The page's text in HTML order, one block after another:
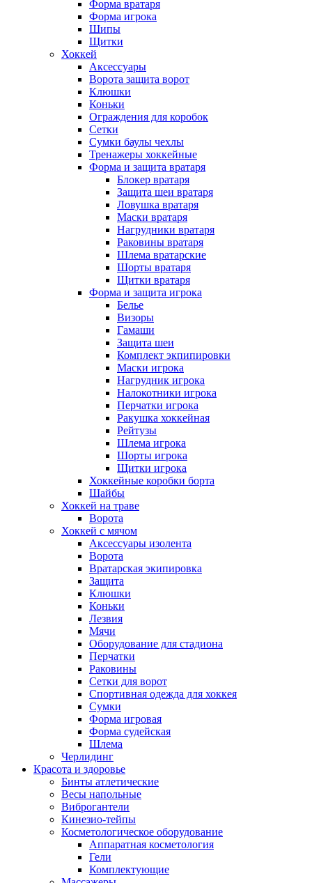
Форма вратаря
Форма игрока
Шипы
Щитки
Хоккей
Аксессуары
Ворота защита ворот
Клюшки
Коньки
Ограждения для коробок
Сетки
Сумки баулы чехлы
Тренажеры хоккейные
Форма и защита вратаря
Блокер вратаря
Защита шеи вратаря
Ловушка вратаря
Маски вратаря
Нагрудники вратаря
Раковины вратаря
Шлема вратарские
Шорты вратаря
Щитки вратаря
Форма и защита игрока
Белье
Визоры
Гамаши
Защита шеи
Комплект экпипировки
Маски игрока
Нагрудник игрока
Налокотники игрока
Перчатки игрока
Ракушка хоккейная
Рейтузы
Шлема игрока
Шорты игрока
Щитки игрока
Хоккейные коробки борта
Шайбы
Хоккей на траве
Ворота
Хоккей с мячом
Аксессуары изолента
Ворота
Вратарская экипировка
Защита
Клюшки
Коньки
Лезвия
Мячи
Оборудование для стадиона
Перчатки
Раковины
Сетки для ворот
Спортивная одежда для хоккея
Сумки
Форма игровая
Форма судейская
Шлема
Черлидинг
Красота и здоровье
Бинты атлетические
Весы напольные
Виброгантели
Кинезио-тейпы
Косметологическое оборудование
Аппаратная косметология
Гели
Комплектующие